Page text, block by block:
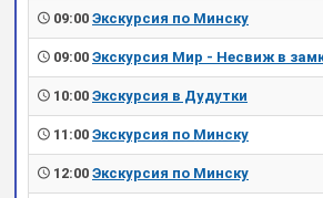
09:00 Экскурсия по Минску
09:00 Экскурсия Мир - Несвиж в
10:00 Экскурсия в Дудутки
11:00 Экскурсия по Минску
12:00 Экскурсия по Минску